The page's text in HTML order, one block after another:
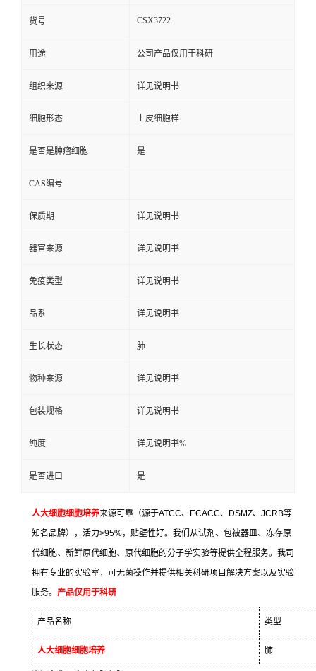
货号 CSX3722
用途 公司产品仅用于科研
组织来源 详见说明书
细胞形态 上皮细胞样
是否是肿瘤细胞 是
CAS编号
保质期 详见说明书
器官来源 详见说明书
免疫类型 详见说明书
品系 详见说明书
生长状态 肺
物种来源 详见说明书
包装规格 详见说明书
纯度 详见说明书%
是否进口 是
人大细胞细胞培养来源可靠（源于ATCC、 ECACC、 DSMZ、 JCRB等
知名品牌），活力>95%，贴壁性好。我们从试剂、包被器皿、冻存原
代细胞、新鲜原代细胞、原代细胞的分子学实验等提供全程服务。我司
拥有专业的实验室，可无菌操作并提供相关科研项目解决方案以及实验
服务。 产品仅用于科研
产品名称 类型
人大细胞细胞培养 肺